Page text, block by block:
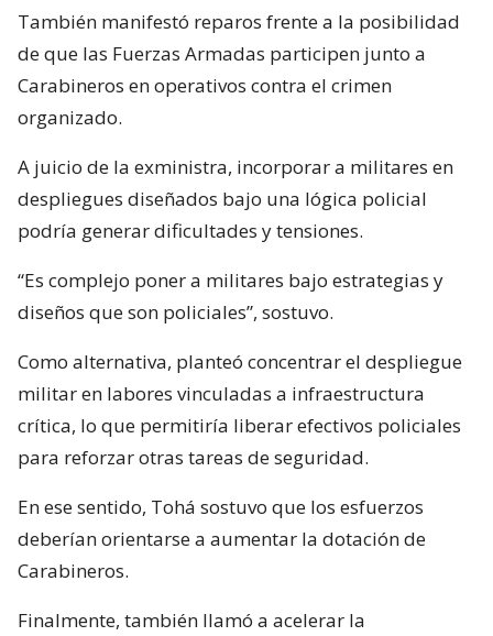
También manifestó reparos frente a la posibilidad
de que las Fuerzas Armadas participen junto a
Carabineros en operativos contra el crimen
organizado.
A juicio de la exministra, incorporar a militares en
despliegues diseñados bajo una lógica policial
podría generar dificultades y tensiones.
“Es complejo poner a militares bajo estrategias y
diseños que son policiales”, sostuvo.
Como alternativa, planteó concentrar el despliegue
militar en labores vinculadas a infraestructura
crítica, lo que permitiría liberar efectivos policiales
para reforzar otras tareas de seguridad.
En ese sentido, Tohá sostuvo que los esfuerzos
deberían orientarse a aumentar la dotación de
Carabineros.
Finalmente, también llamó a acelerar la